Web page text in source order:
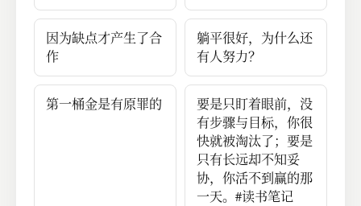
因为缺点才产生了合
作
躺平很好，为什么还
有人努力？
第一桶金是有原罪的
要是只盯着眼前，没
有步骤与目标，你很
快就被淘汰了；要是
只有长远却不知妥
协，你活不到赢的那
一天。#读书笔记